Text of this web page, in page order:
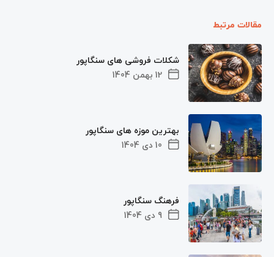
مقالات مرتبط
12 بهمن 1404
شکلات فروشی های سنگاپور
10 دی 1404
بهترین موزه های سنگاپور
9 دی 1404
فرهنگ سنگاپور